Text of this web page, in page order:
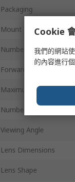
Packaging
Mount Type
Number of LEDs
Forward Voltage
Maximum Power
Number of Pins
Viewing Angle
Lens Dimensions
Lens Shape
Cookie
我們的網站
的內容進行